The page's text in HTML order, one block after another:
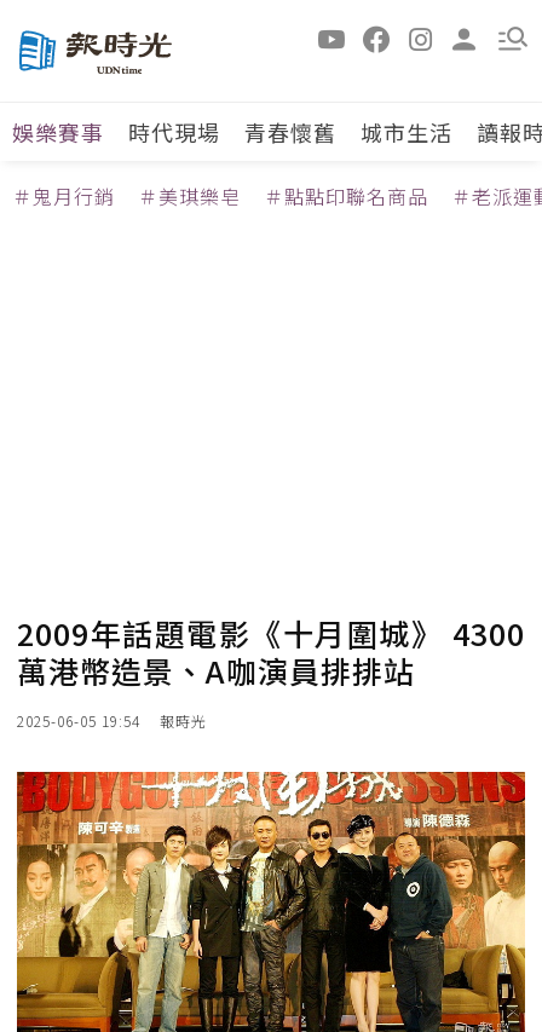
娛樂賽事 時代現場 青春懷舊 城市生活 讀報
＃鬼月行銷 ＃美琪樂皂 ＃點點印聯名商品 ＃老派運
2009年話題電影《十月圍城》 4300
萬港幣造景、A咖演員排排站
2025-06-05 19:54 報時光